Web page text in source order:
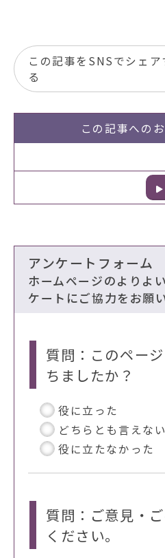
この記事をSNSでシェア
る
この記事への
アンケートフォーム
ホームページのよりよ
ケートにご協力をお願
質問：このペー
ちましたか？
役に立った
どちらとも言えない
役に立たなかった
質問：ご意見・
ください。